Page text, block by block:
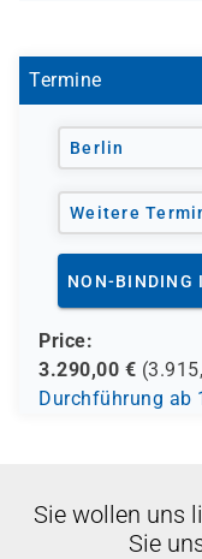
- regionale
und andere Träger
Termine
Berlin
Weitere
NON-BINDING
Price:
3.290,00 € (
Durchführung ab
Sie wollen uns
Sie